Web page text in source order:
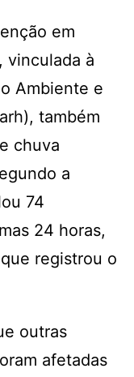
em
vinculada à
Ambiente e
também
chuva
a
74
24 horas,
registrou o
outras
afetadas